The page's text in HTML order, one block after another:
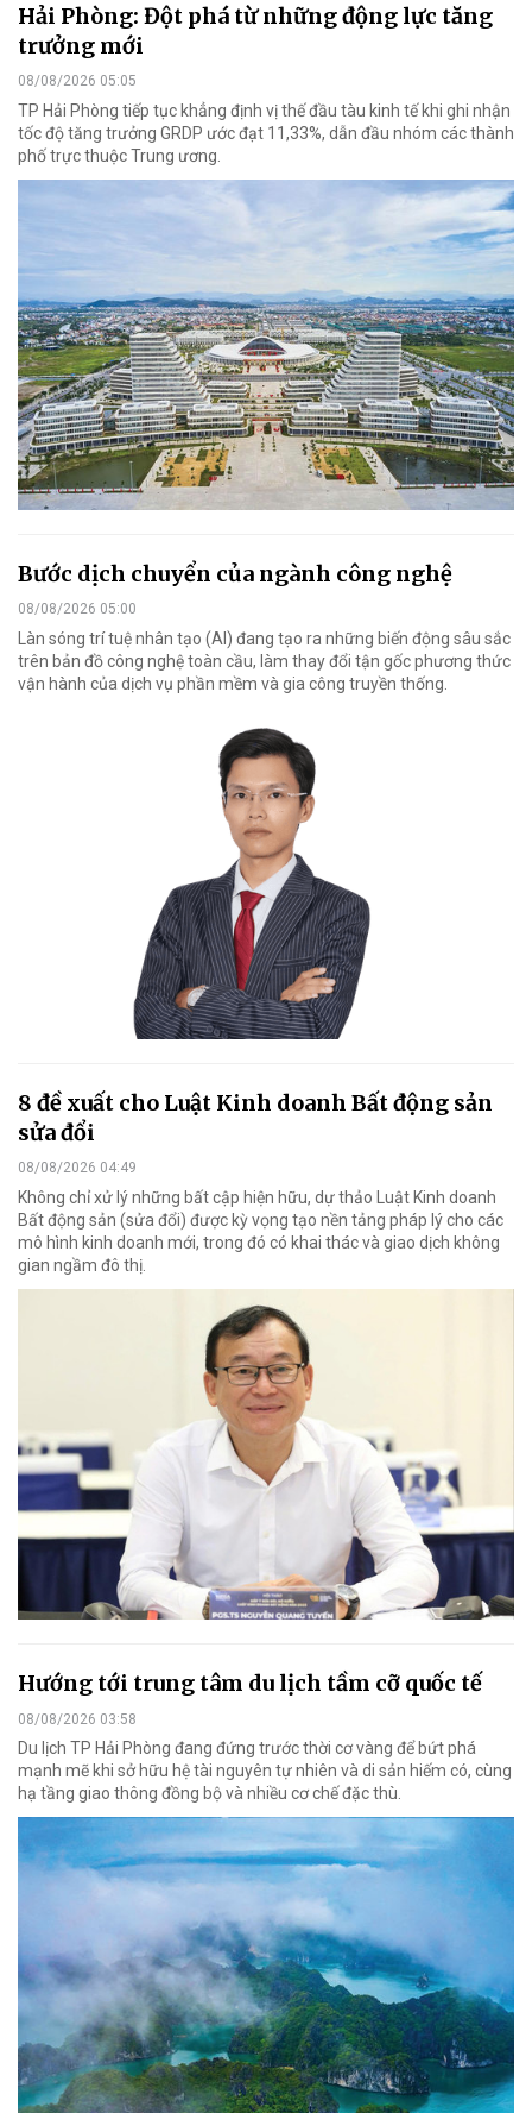
Hải Phòng: Đột phá từ những động lực tăng
trưởng mới
08/08/2026 05:05
TP Hải Phòng tiếp tục khẳng định vị thế đầu tàu kinh tế khi ghi nhận
tốc độ tăng trưởng GRDP ước đạt 11,33%, dẫn đầu nhóm các thành
phố trực thuộc Trung ương.
Bước dịch chuyển của ngành công nghệ
08/08/2026 05:00
Làn sóng trí tuệ nhân tạo (AI) đang tạo ra những biến động sâu sắc
trên bản đồ công nghệ toàn cầu, làm thay đổi tận gốc phương thức
vận hành của dịch vụ phần mềm và gia công truyền thống.
8 đề xuất cho Luật Kinh doanh Bất động sản
sửa đổi
08/08/2026 04:49
Không chỉ xử lý những bất cập hiện hữu, dự thảo Luật Kinh doanh
Bất động sản (sửa đổi) được kỳ vọng tạo nền tảng pháp lý cho các
mô hình kinh doanh mới, trong đó có khai thác và giao dịch không
gian ngầm đô thị.
Hướng tới trung tâm du lịch tầm cỡ quốc tế
08/08/2026 03:58
Du lịch TP Hải Phòng đang đứng trước thời cơ vàng để bứt phá
mạnh mẽ khi sở hữu hệ tài nguyên tự nhiên và di sản hiếm có, cùng
hạ tầng giao thông đồng bộ và nhiều cơ chế đặc thù.